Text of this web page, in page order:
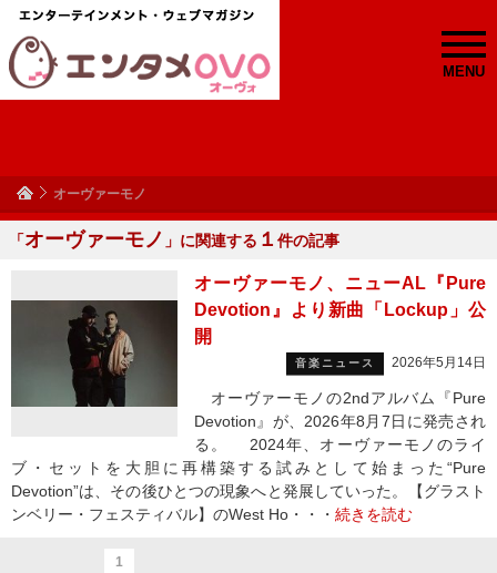
MENU
オーヴァーモノ
「オーヴァーモノ 」に関連する １ 件の記事
オーヴァーモノ、ニューAL『Pure
Devotion』より新曲「Lockup」公
開
音楽ニュース 2026年5月14日
オーヴァーモノの2ndアルバム『Pure
Devotion』が、2026年8月7日に発売され
る。 2024年、オーヴァーモノのライ
ブ・セットを大胆に再構築する試みとして始まった“Pure
Devotion”は、その後ひとつの現象へと発展していった。【グラスト
ンベリー・フェスティバル】のWest Ho・・・ 続きを読む
1